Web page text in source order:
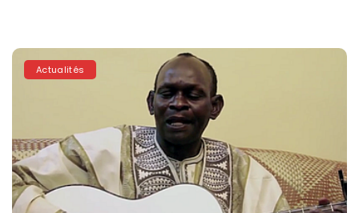
Actualités